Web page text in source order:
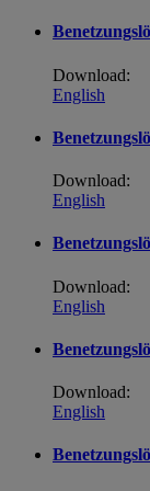
Download:
English
Download:
English
Download:
English
Download:
English